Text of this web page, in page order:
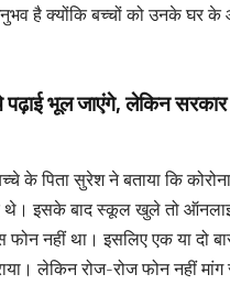
है क्योंकि बच्चों को उनके घर के
पढ़ाई भूल जाएंगे, लेकिन
के पिता सुरेश ने बताया कि
थे। इसके बाद स्कूल खुले तो
फोन नहीं था। इसलिए एक या दो
लेकिन रोज-रोज फोन नहीं